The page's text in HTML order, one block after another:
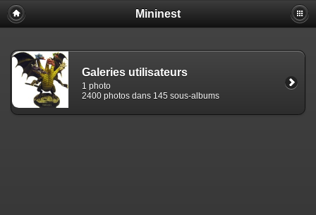
Mininest
Galeries utilisateurs
1 photo
2400 photos dans 145 sous-albums